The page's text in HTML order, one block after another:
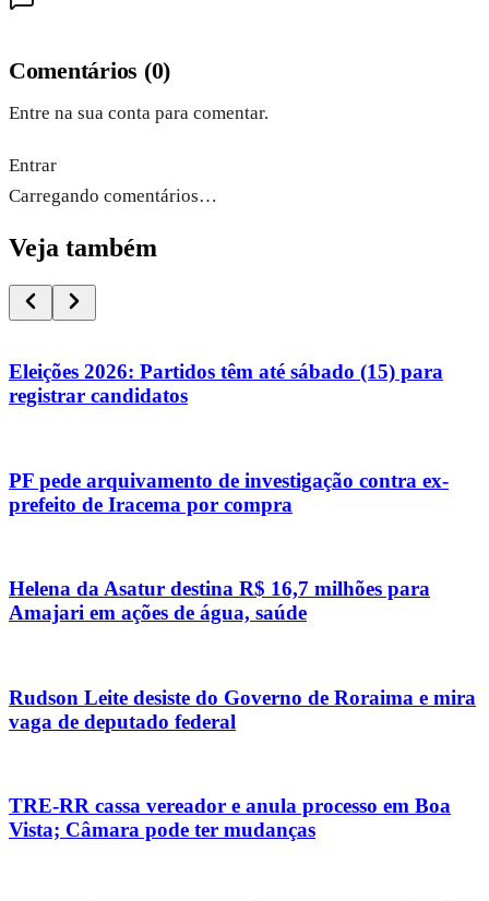
Comentários (0)
Entre na sua conta para comentar.
Entrar
Carregando comentários…
Veja também
Eleições 2026: Partidos têm até sábado (15) para
registrar candidatos
PF pede arquivamento de investigação contra ex-
prefeito de Iracema por compra
Helena da Asatur destina R$ 16,7 milhões para
Amajari em ações de água, saúde
Rudson Leite desiste do Governo de Roraima e mira
vaga de deputado federal
TRE-RR cassa vereador e anula processo em Boa
Vista; Câmara pode ter mudanças